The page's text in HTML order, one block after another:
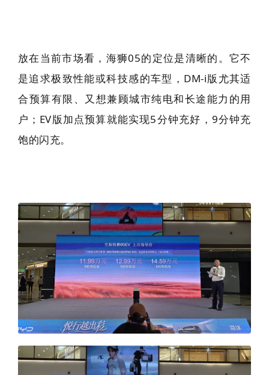
放在当前市场看，海狮05的定位是清晰的。它不
是追求极致性能或科技感的车型，DM-i版尤其适
合预算有限、又想兼顾城市纯电和长途能力的用
户；EV版加点预算就能实现5分钟充好，9分钟充
饱的闪充。